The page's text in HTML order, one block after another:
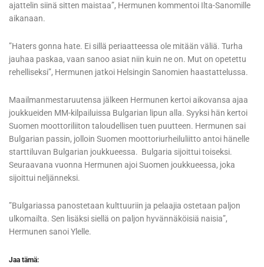
ajattelin siinä sitten maistaa”, Hermunen kommentoi Ilta-Sanomille
aikanaan.
”Haters gonna hate. Ei sillä periaatteessa ole mitään väliä. Turha
jauhaa paskaa, vaan sanoo asiat niin kuin ne on. Mut on opetettu
rehelliseksi”, Hermunen jatkoi Helsingin Sanomien haastattelussa.
Maailmanmestaruutensa jälkeen Hermunen kertoi aikovansa ajaa
joukkueiden MM-kilpailuissa Bulgarian lipun alla. Syyksi hän kertoi
Suomen moottoriliiton taloudellisen tuen puutteen. Hermunen sai
Bulgarian passin, jolloin Suomen moottoriurheiluliitto antoi hänelle
starttiluvan Bulgarian joukkueessa. Bulgaria sijoittui toiseksi.
Seuraavana vuonna Hermunen ajoi Suomen joukkueessa, joka
sijoittui neljänneksi.
”Bulgariassa panostetaan kulttuuriin ja pelaajia ostetaan paljon
ulkomailta. Sen lisäksi siellä on paljon hyvännäköisiä naisia”,
Hermunen sanoi Ylelle.
Jaa tämä: